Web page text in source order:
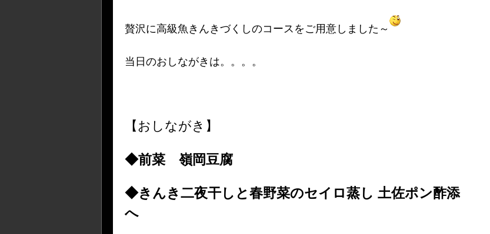
贅沢に高級魚きんきづくしのコースをご用意しました～
当日のおしながきは。。。。
【おしながき】
◆前菜 嶺岡豆腐
◆きんき二夜干しと春野菜のセイロ蒸し 土佐ポン酢添
へ